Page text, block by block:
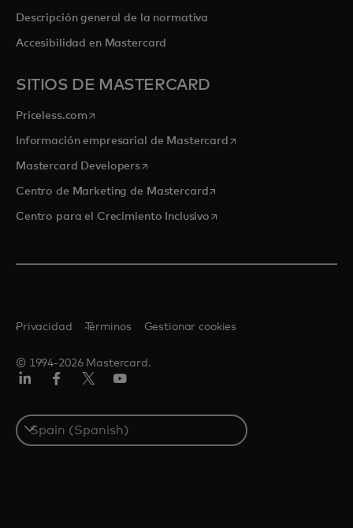
Descripción general de la normativa
Accesibilidad en Mastercard
SITIOS DE MASTERCARD
Priceless.com se abre en una pestaña nueva
Información empresarial de Mastercardse abre en una pestaña
Mastercard Developersse abre en una pestaña nueva
Centro de Marketing de Mastercardse abre en una pestaña
Centro para el Crecimiento Inclusivose abre en una pestaña
© 1994-2026 Mastercard.
Privacidad Términos Gestionar cookies
Select
a
country